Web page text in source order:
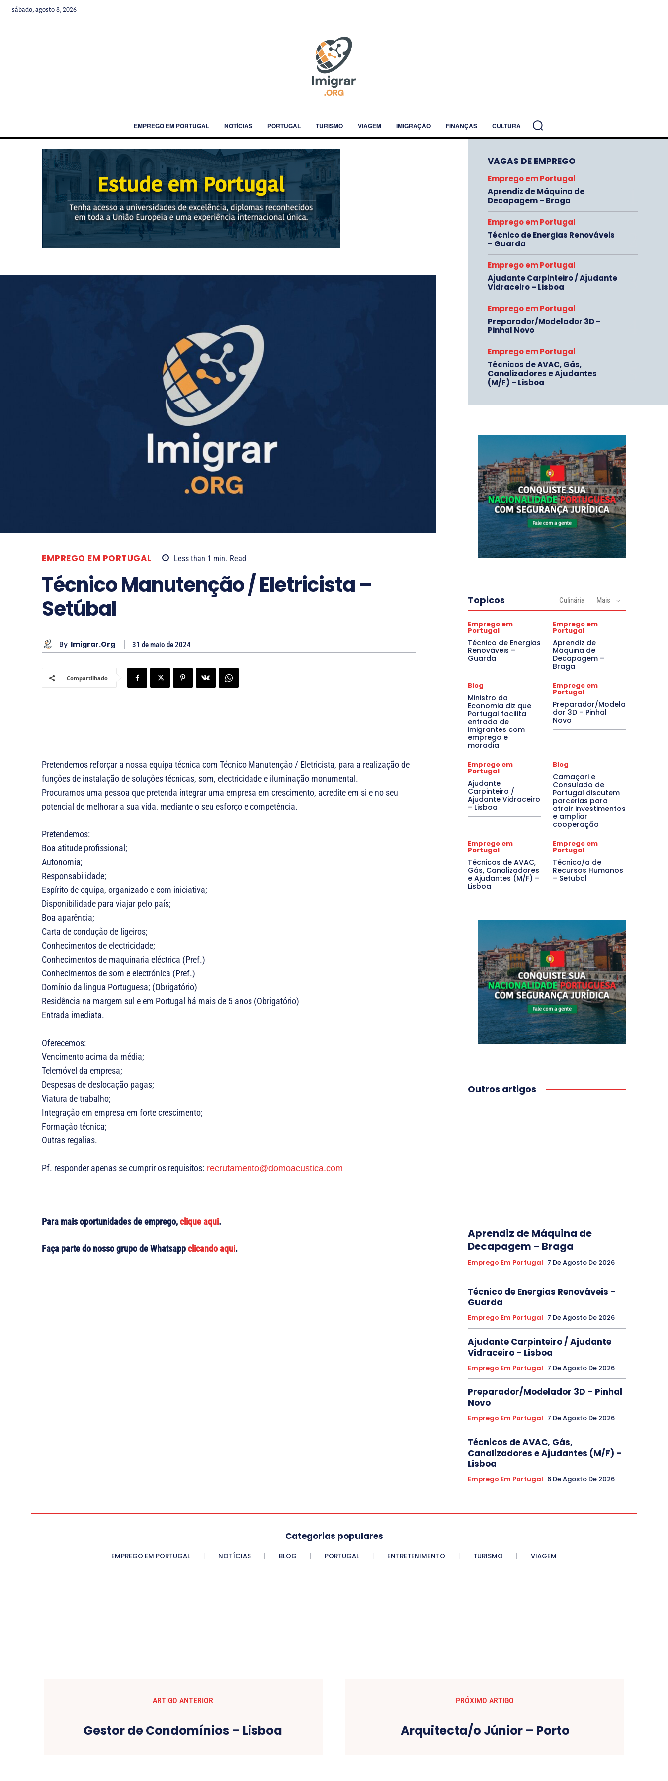
sábado, agosto 8, 2026
EMPREGO EM PORTUGAL NOTÍCIAS PORTUGAL TURISMO VIAGEM IMIGRAÇÃO FINANÇAS CULTURA
EMPREGO EM PORTUGAL Less than 1 min. Read
Técnico Manutenção / Eletricista –
Setúbal
By Imigrar.org 31 de maio de 2024
Compartilhado
Pretendemos reforçar a nossa equipa técnica com Técnico Manutenção / Eletricista, para a realização de
funções de instalação de soluções técnicas, som, electricidade e iluminação monumental.
Procuramos uma pessoa que pretenda integrar uma empresa em crescimento, acredite em si e no seu
potencial de melhorar a sua vida, mediante o seu esforço e competência.
​Pretendemos:
Boa atitude profissional;
Autonomia;
Responsabilidade;
Espírito de equipa, organizado e com iniciativa;
Disponibilidade para viajar pelo país;
Boa aparência;
Carta de condução de ligeiros;
Conhecimentos de electricidade;
Conhecimentos de maquinaria eléctrica (Pref.)
Conhecimentos de som e electrónica (Pref.)
Domínio da lingua Portuguesa; (Obrigatório)
Residência na margem sul e em Portugal há mais de 5 anos (Obrigatório)
Entrada imediata.
​​Oferecemos:
Vencimento acima da média;
Telemóvel da empresa;
Despesas de deslocação pagas;
Viatura de trabalho;
Integração em empresa em forte crescimento;
Formação técnica;
Outras regalias.
Pf. responder apenas se cumprir os requisitos: recrutamento@domoacustica.com
Para mais oportunidades de emprego,clique aqui.
Faça parte do nosso grupo de Whatsappclicando aqui.
VAGAS DE EMPREGO
Emprego em Portugal
Aprendiz de Máquina de
Decapagem – Braga
Emprego em Portugal
Técnico de Energias Renováveis
– Guarda
Emprego em Portugal
Ajudante Carpinteiro / Ajudante
Vidraceiro – Lisboa
Emprego em Portugal
Preparador/Modelador 3D –
Pinhal Novo
Emprego em Portugal
Técnicos de AVAC, Gás,
Canalizadores e Ajudantes
(M/F) – Lisboa
Topicos Culinária Mais
Emprego em
Portugal
Técnico de Energias
Renováveis –
Guarda
Emprego em
Portugal
Aprendiz de
Máquina de
Decapagem –
Braga
Blog
Ministro da
Economia diz que
Portugal facilita
entrada de
imigrantes com
emprego e
moradia
Emprego em
Portugal
Preparador/Modela
dor 3D – Pinhal
Novo
Emprego em
Portugal
Ajudante
Carpinteiro /
Ajudante Vidraceiro
– Lisboa
Blog
Camaçari e
Consulado de
Portugal discutem
parcerias para
atrair investimentos
e ampliar
cooperação
Emprego em
Portugal
Técnicos de AVAC,
Gás, Canalizadores
e Ajudantes (M/F) –
Lisboa
Emprego em
Portugal
Técnico/a de
Recursos Humanos
– Setubal
Outros artigos
Aprendiz de Máquina de
Decapagem – Braga
Emprego Em Portugal 7 De Agosto De 2026
Técnico de Energias Renováveis –
Guarda
Emprego Em Portugal 7 De Agosto De 2026
Ajudante Carpinteiro / Ajudante
Vidraceiro – Lisboa
Emprego Em Portugal 7 De Agosto De 2026
Preparador/Modelador 3D – Pinhal
Novo
Emprego Em Portugal 7 De Agosto De 2026
Técnicos de AVAC, Gás,
Canalizadores e Ajudantes (M/F) –
Lisboa
Emprego Em Portugal 6 De Agosto De 2026
Categorias populares
EMPREGO EM PORTUGAL NOTÍCIAS BLOG PORTUGAL ENTRETENIMENTO TURISMO VIAGEM
ARTIGO ANTERIOR
Gestor de Condomínios – Lisboa
PRÓXIMO ARTIGO
Arquitecta/o Júnior – Porto